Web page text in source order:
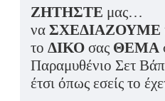
ΖΗΤΗΣΤΕ μας…
να ΣΧΕΔΙΑΖΟΥΜΕ
το ΔΙΚΟ σας ΘΕΜΑ
Παραμυθένιο Σετ
έτσι όπως εσείς το